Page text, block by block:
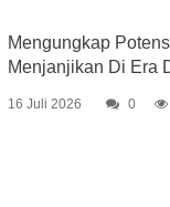
Mengungkap
Menjanjikan Di Era
16 Juli 2026 0